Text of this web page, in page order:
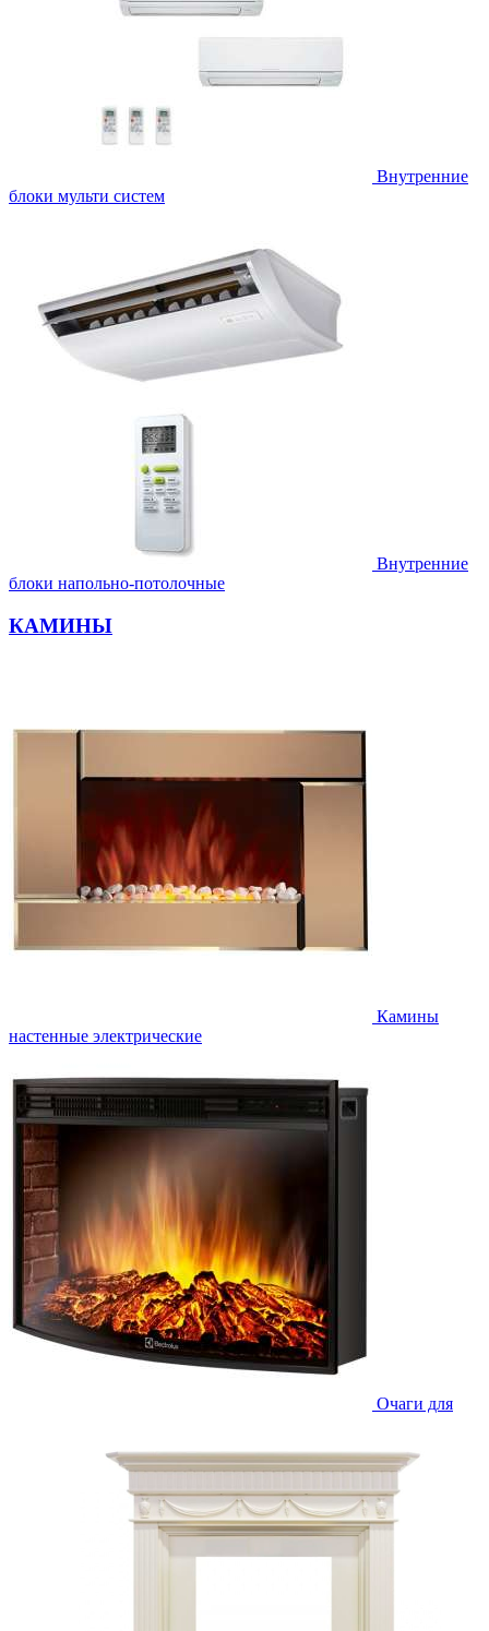
Внутренние
блоки мульти систем
Внутренние
блоки напольно-потолочные
КАМИНЫ
Камины
настенные электрические
Очаги для